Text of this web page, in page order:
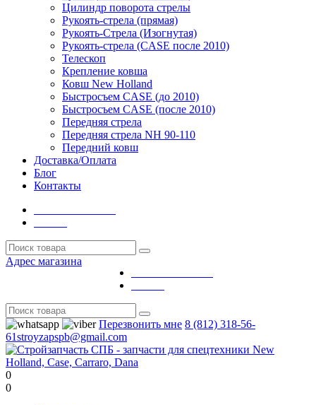
Цилиндр поворота стрелы
Рукоять-стрела (прямая)
Рукоять-Стрела (Изогнутая)
Рукоять-стрела (CASE после 2010)
Телескоп
Крепление ковша
Ковш New Holland
Быстросъем CASE (до 2010)
Быстросъем CASE (после 2010)
Передняя стрела
Передняя стрела NH 90-110
Передний ковш
Доставка/Оплата
Блог
Контакты
Адрес магазина
Перезвонить мне 8 (812) 318-56-
61stroyzapspb@gmail.com
0
0